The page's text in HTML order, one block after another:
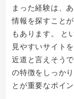
まった経験は、
情報を探すこと
もあります。 と
見やすいサイト
近道と言えそう
の特徴をしっか
とが重要なポイ